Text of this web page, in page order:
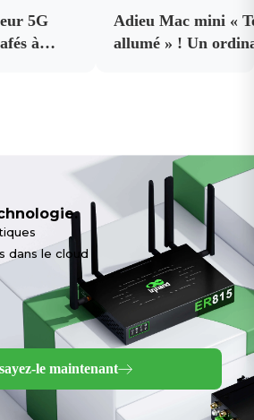
5G
à
Adieu Mac mini «
allumé » ! Un
dans le cloud
le maintenant